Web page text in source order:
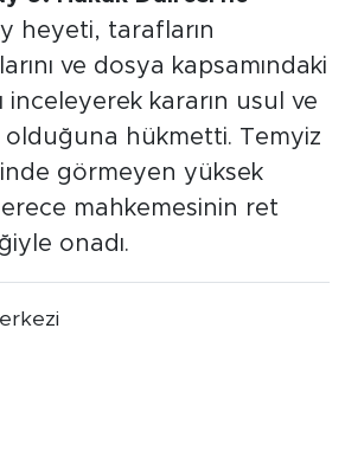
heyeti, tarafların
ve dosya kapsamındaki
inceleyerek kararın usul ve
hükmetti. Temyiz
görmeyen yüksek
mahkemesinin ret
onadı.